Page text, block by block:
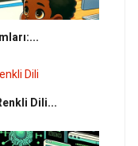
Dili...